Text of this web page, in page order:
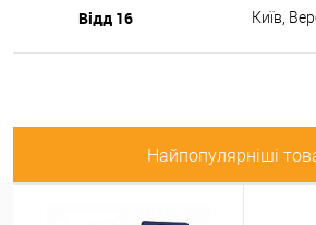
Відд 16 Київ,
Найпопулярніші